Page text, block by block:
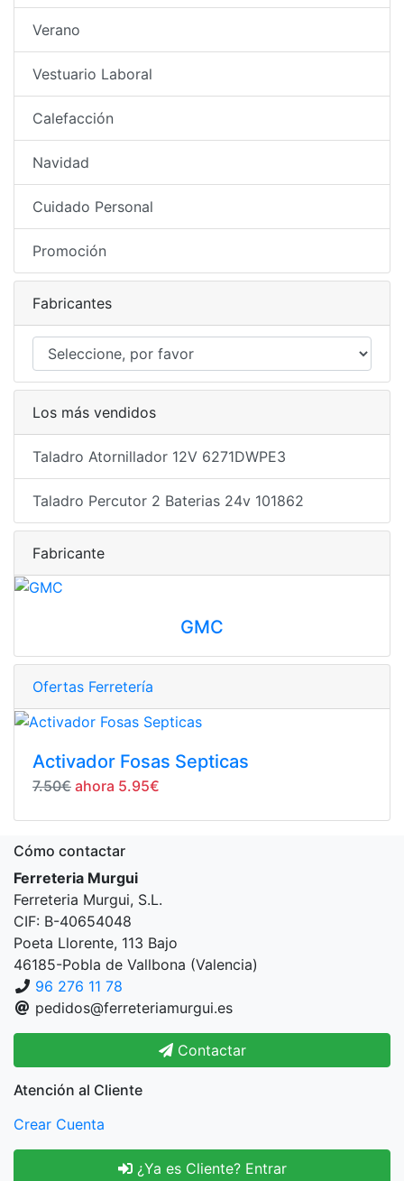
Verano
Vestuario Laboral
Calefacción
Navidad
Cuidado Personal
Promoción
Fabricantes
Los más vendidos
Taladro Atornillador 12V 6271DWPE3
Taladro Percutor 2 Baterias 24v 101862
Fabricante
GMC
Ofertas Ferretería
Activador Fosas Septicas
7.50€ ahora 5.95€
Cómo contactar
Ferreteria Murgui
Ferreteria Murgui, S.L.
CIF: B-40654048
Poeta Llorente, 113 Bajo
46185-Pobla de Vallbona (Valencia)
96 276 11 78
pedidos@ferreteriamurgui.es
Contactar
Atención al Cliente
Crear Cuenta
¿Ya es Cliente? Entrar